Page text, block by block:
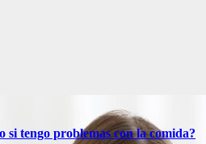
si tengo problemas con la comida?